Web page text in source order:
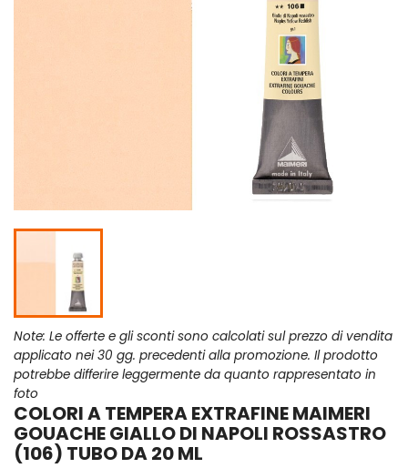
Note: Le offerte e gli sconti sono calcolati sul prezzo di vendita
applicato nei 30 gg. precedenti alla promozione. Il prodotto
potrebbe differire leggermente da quanto rappresentato in
foto
COLORI A TEMPERA EXTRAFINE MAIMERI
GOUACHE GIALLO DI NAPOLI ROSSASTRO
(106) TUBO DA 20 ML